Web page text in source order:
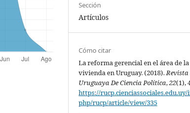
Sección
Artículos
Cómo citar
La reforma gerencial en el área de la
vivienda en Uruguay. (2018).Revista
Uruguaya De Ciencia Política,22(1),
https://rucp.cienciassociales.edu.uy/
php/rucp/article/view/335